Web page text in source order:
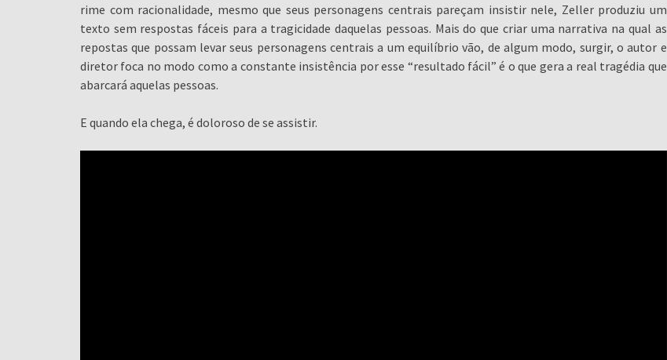
rime com racionalidade, mesmo que seus personagens centrais pareçam insistir nele, Zeller produziu um
texto sem respostas fáceis para a tragicidade daquelas pessoas. Mais do que criar uma narrativa na qual as
repostas que possam levar seus personagens centrais a um equilíbrio vão, de algum modo, surgir, o autor e
diretor foca no modo como a constante insistência por esse “resultado fácil” é o que gera a real tragédia que
abarcará aquelas pessoas.
E quando ela chega, é doloroso de se assistir.